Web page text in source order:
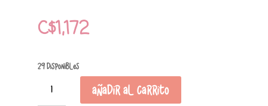
C$1,172
29 disponibles
Añadir al carrito